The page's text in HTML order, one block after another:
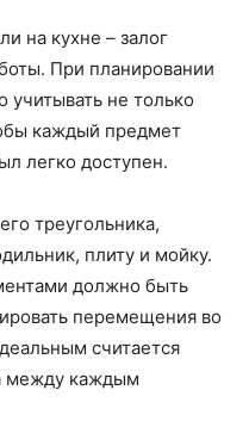
на кухне – залог
При планировании
учитывать не только
каждый предмет
легко доступен.
треугольника,
плиту и мойку.
должно быть
перемещения во
считается
между каждым